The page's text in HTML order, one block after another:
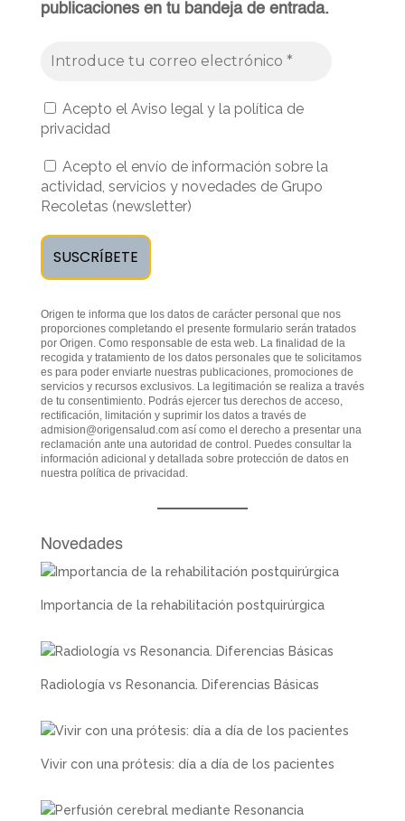
publicaciones en tu bandeja de entrada.
Acepto el Aviso legal y la política de
privacidad
Acepto el envío de información sobre la
actividad, servicios y novedades de Grupo
Recoletas (newsletter)
Origen te informa que los datos de carácter personal que nos
proporciones completando el presente formulario serán tratados
por Origen. Como responsable de esta web. La finalidad de la
recogida y tratamiento de los datos personales que te solicitamos
es para poder enviarte nuestras publicaciones, promociones de
servicios y recursos exclusivos. La legitimación se realiza a través
de tu consentimiento. Podrás ejercer tus derechos de acceso,
rectificación, limitación y suprimir los datos a través de
admision@origensalud.comasí como el derecho a presentar una
reclamación ante una autoridad de control. Puedes consultar la
información adicional y detallada sobre protección de datos en
nuestra política de privacidad .
Novedades
Importancia de la rehabilitación postquirúrgica
Radiología vs Resonancia. Diferencias Básicas
Vivir con una prótesis: día a día de los pacientes